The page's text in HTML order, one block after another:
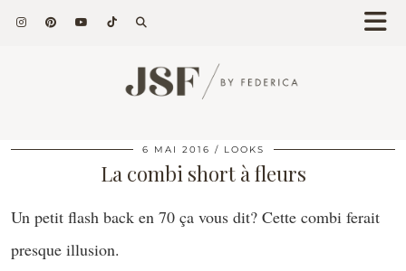
6 MAI 2016 LOOKS
La combi short à fleurs
Un petit flash back en 70 ça vous dit? Cette combi ferait
presque illusion.